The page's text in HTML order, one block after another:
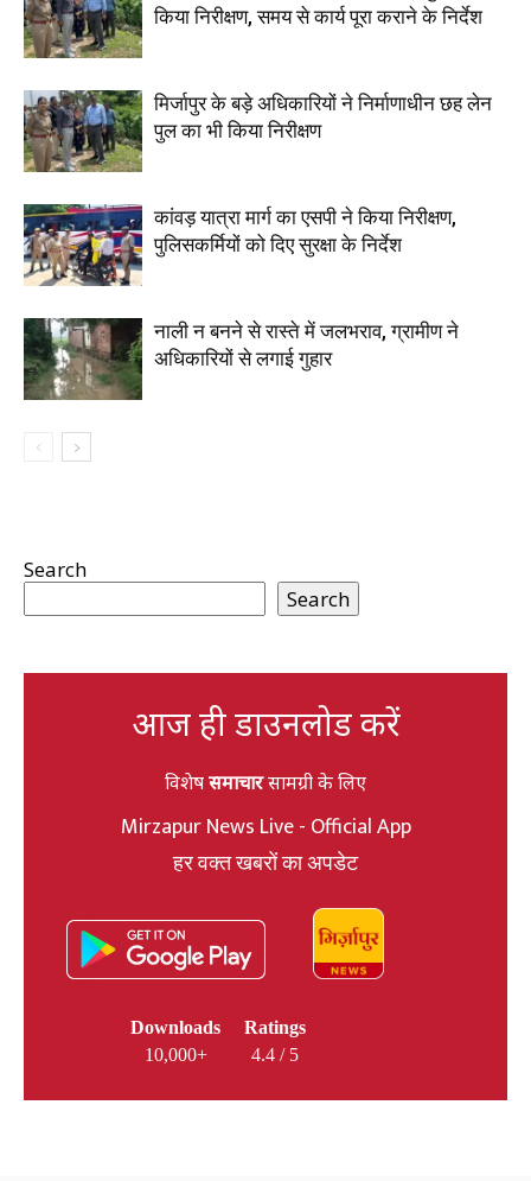
किया निरीक्षण, समय से कार्य पूरा कराने के निर्देश
मिर्जापुर के बड़े अधिकारियों ने निर्माणाधीन छह लेन
पुल का भी किया निरीक्षण
कांवड़ यात्रा मार्ग का एसपी ने किया निरीक्षण,
पुलिसकर्मियों को दिए सुरक्षा के निर्देश
नाली न बनने से रास्ते में जलभराव, ग्रामीण ने
अधिकारियों से लगाई गुहार
Search
Search
आज ही डाउनलोड करें
विशेषसमाचारसामग्री के लिए
Mirzapur News Live - Official App
हर वक्त खबरों का अपडेट
Downloads
10,000+
Ratings
4.4 / 5